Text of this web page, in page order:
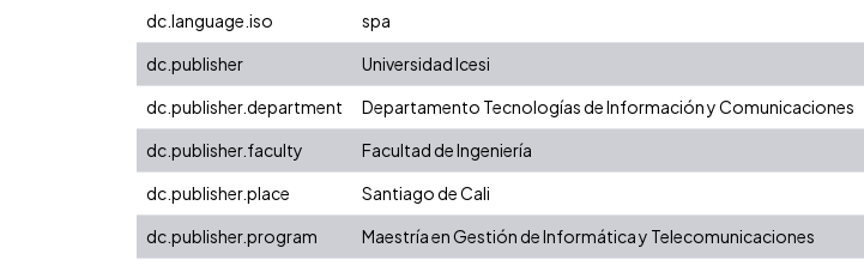
dc.language.iso
spa
dc.publisher
Universidad Icesi
dc.publisher.department
Departamento Tecnologías de Información y Comunicaciones
dc.publisher.faculty
Facultad de Ingeniería
dc.publisher.place
Santiago de Cali
dc.publisher.program
Maestría en Gestión de Informática y Telecomunicaciones